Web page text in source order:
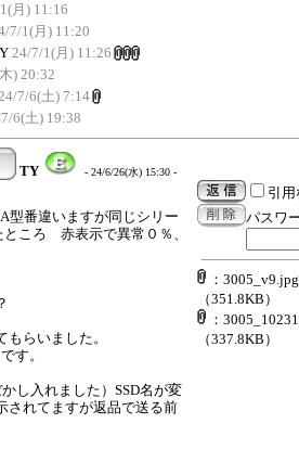
月) 11:16
7/1(月) 11:20
24/7/1(月) 11:26
) 20:32
7/6(土) 7:14
6(土) 19:38
TY - 24/6/26(水) 15:30 -
型番違いますが同じシリー
ころ 赤表示で異常０％、
らいました。
す。
し入れました）SSD名が変
されてますが返品で送る前
引用
パスワ
：3005_v9.jpg
（351.8KB）
：
（337.8KB）